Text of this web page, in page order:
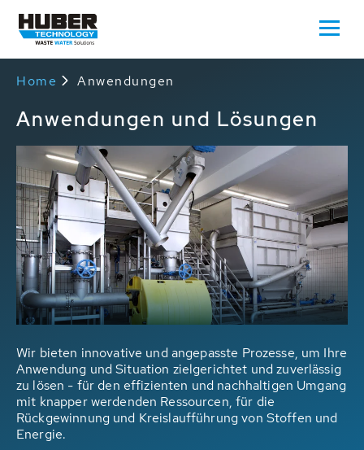
Home Anwendungen
Anwendungen und Lösungen
Wir bieten innovative und angepasste Prozesse, um Ihre
Anwendung und Situation zielgerichtet und zuverlässig
zu lösen - für den effizienten und nachhaltigen Umgang
mit knapper werdenden Ressourcen, für die
Rückgewinnung und Kreislaufführung von Stoffen und
Energie.